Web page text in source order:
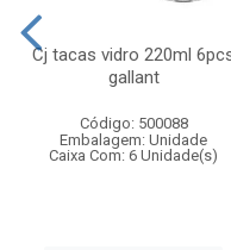
Cj tacas vidro 220ml
gallant
Código: 500088
Embalagem: Unidade
Caixa Com: 6 Unidade(s)